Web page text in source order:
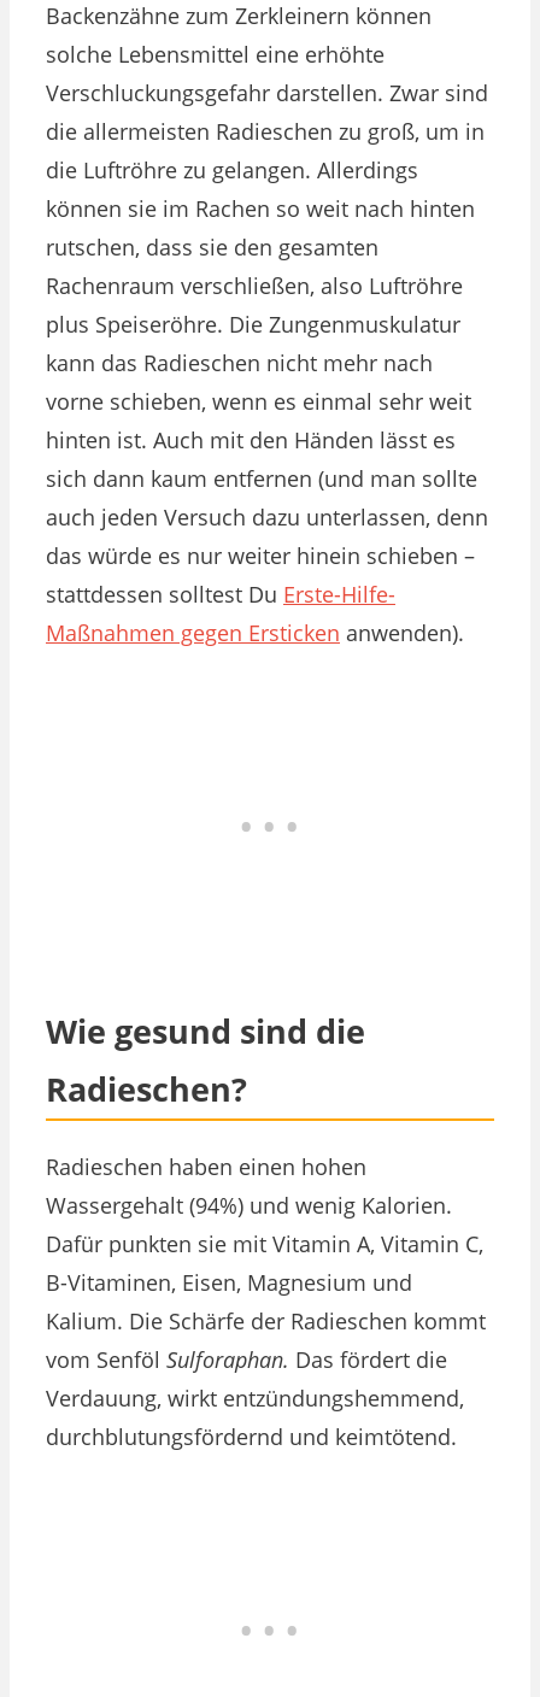
Backenzähne zum Zerkleinern können
solche Lebensmittel eine erhöhte
Verschluckungsgefahr darstellen. Zwar sind
die allermeisten Radieschen zu groß, um in
die Luftröhre zu gelangen. Allerdings
können sie im Rachen so weit nach hinten
rutschen, dass sie den gesamten
Rachenraum verschließen, also Luftröhre
plus Speiseröhre. Die Zungenmuskulatur
kann das Radieschen nicht mehr nach
vorne schieben, wenn es einmal sehr weit
hinten ist. Auch mit den Händen lässt es
sich dann kaum entfernen (und man sollte
auch jeden Versuch dazu unterlassen, denn
das würde es nur weiter hinein schieben –
stattdessen solltest Du Erste-Hilfe-
Maßnahmen gegen Ersticken anwenden).
Wie gesund sind die
Radieschen?
Radieschen haben einen hohen
Wassergehalt (94%) und wenig Kalorien.
Dafür punkten sie mit Vitamin A, Vitamin C,
B-Vitaminen, Eisen, Magnesium und
Kalium. Die Schärfe der Radieschen kommt
vom Senföl Sulforaphan. Das fördert die
Verdauung, wirkt entzündungshemmend,
durchblutungsfördernd und keimtötend.